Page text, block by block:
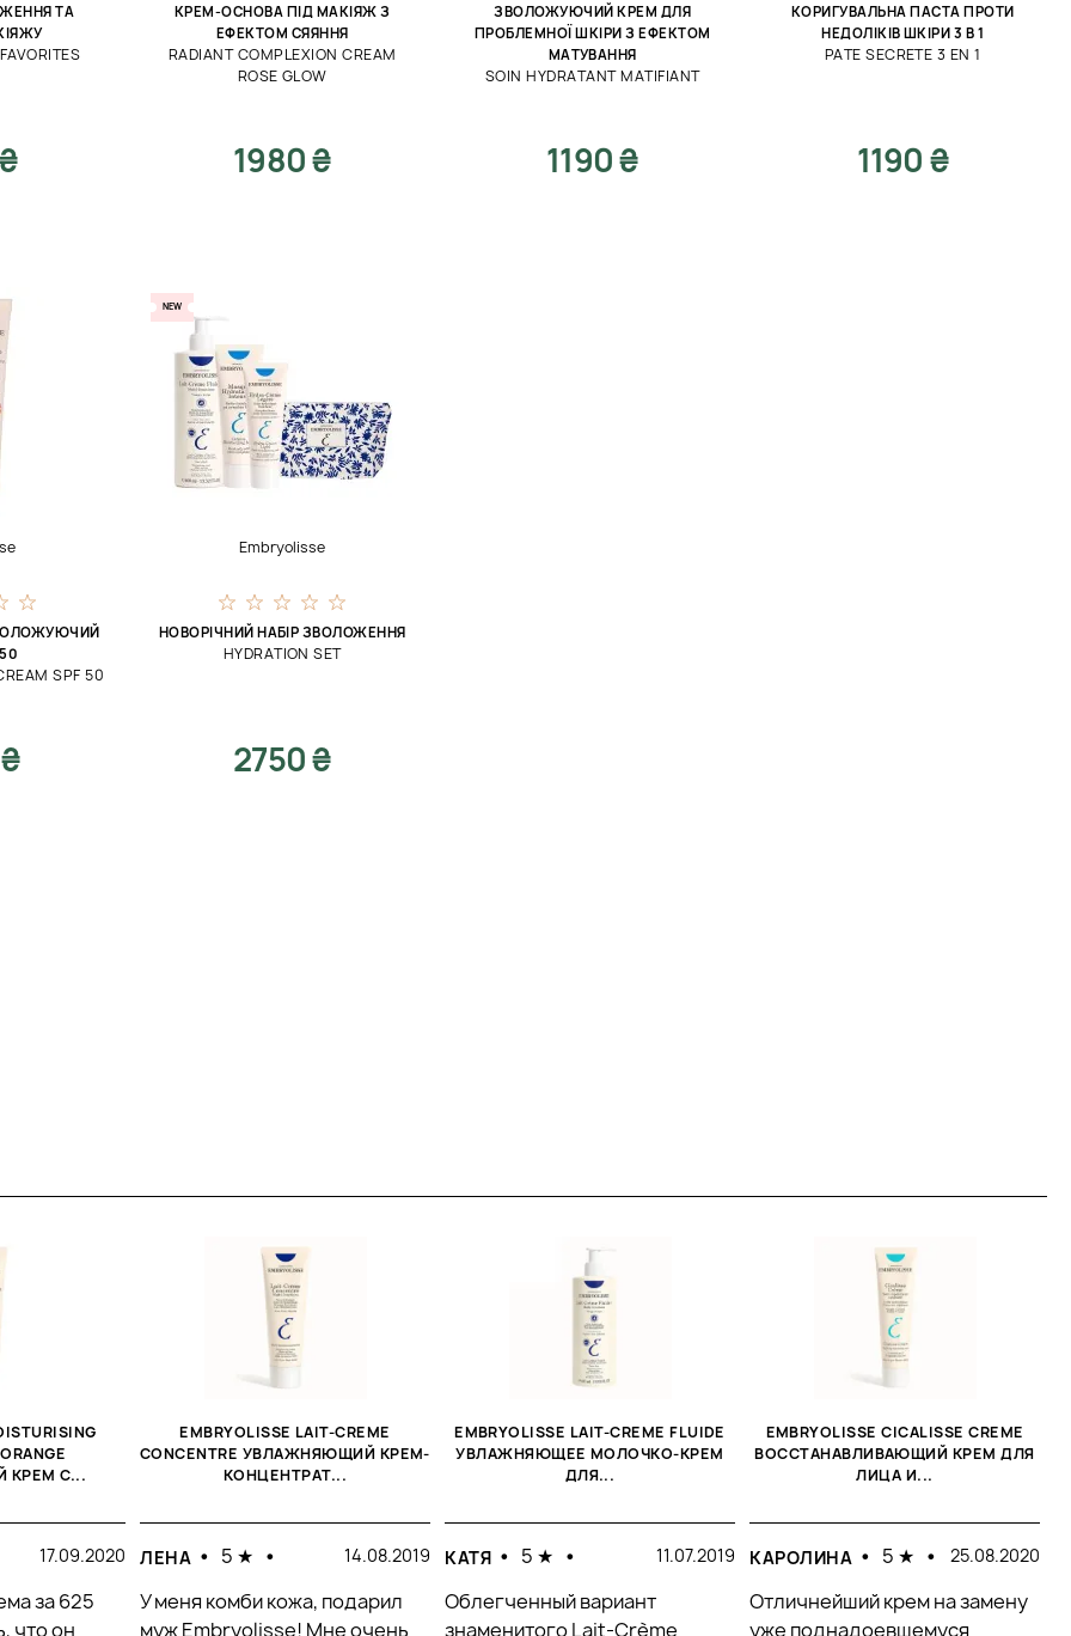
ТА
КРЕМ-ОСНОВА ПІД МАКІЯЖ З
ЕФЕКТОМ СЯЯННЯ
RADIANT COMPLEXION CREAM
ROSE GLOW
1980 ₴
ЗВОЛОЖУЮЧИЙ КРЕМ ДЛЯ
ПРОБЛЕМНОЇ ШКІРИ З ЕФЕКТОМ
МАТУВАННЯ
SOIN HYDRATANT MATIFIANT
1190 ₴
КОРИГУВАЛЬНА ПАСТА ПРОТИ
НЕДОЛІКІВ ШКІРИ 3 В 1
PATE SECRETE 3 EN 1
1190 ₴
SPF 50
NEW
Embryolisse
НОВОРІЧНИЙ НАБІР ЗВОЛОЖЕННЯ
HYDRATION SET
2750 ₴
КРЕМ С...
17.09.2020
за 625
что он
EMBRYOLISSE LAIT-CREME
CONCENTRE УВЛАЖНЯЮЩИЙ КРЕМ-
КОНЦЕНТРАТ...
ЛЕНА • 5 ★ • 14.08.2019
У меня комби кожа, подарил
муж Embryolisse! Мне очень
EMBRYOLISSE LAIT-CREME FLUIDE
УВЛАЖНЯЮЩЕЕ МОЛОЧКО-КРЕМ
ДЛЯ...
КАТЯ • 5 ★ • 11.07.2019
Облегченный вариант
знаменитого Lait-Crème
EMBRYOLISSE CICALISSE CREME
ВОССТАНАВЛИВАЮЩИЙ КРЕМ ДЛЯ
ЛИЦА И...
КАРОЛИНА • 5 ★ • 25.08.2020
Отличнейший крем на замену
уже поднадоевшемуся